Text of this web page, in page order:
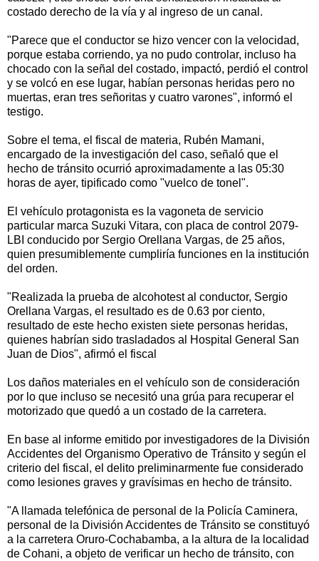
costado derecho de la vía y al ingreso de un canal.
"Parece que el conductor se hizo vencer con la velocidad,
porque estaba corriendo, ya no pudo controlar, incluso ha
chocado con la señal del costado, impactó, perdió el control
y se volcó en ese lugar, habían personas heridas pero no
muertas, eran tres señoritas y cuatro varones", informó el
testigo.
Sobre el tema, el fiscal de materia, Rubén Mamani,
encargado de la investigación del caso, señaló que el
hecho de tránsito ocurrió aproximadamente a las 05:30
horas de ayer, tipificado como "vuelco de tonel".
El vehículo protagonista es la vagoneta de servicio
particular marca Suzuki Vitara, con placa de control 2079-
LBI conducido por Sergio Orellana Vargas, de 25 años,
quien presumiblemente cumpliría funciones en la institución
del orden.
"Realizada la prueba de alcohotest al conductor, Sergio
Orellana Vargas, el resultado es de 0.63 por ciento,
resultado de este hecho existen siete personas heridas,
quienes habrían sido trasladados al Hospital General San
Juan de Dios", afirmó el fiscal
Los daños materiales en el vehículo son de consideración
por lo que incluso se necesitó una grúa para recuperar el
motorizado que quedó a un costado de la carretera.
En base al informe emitido por investigadores de la División
Accidentes del Organismo Operativo de Tránsito y según el
criterio del fiscal, el delito preliminarmente fue considerado
como lesiones graves y gravísimas en hecho de tránsito.
"A llamada telefónica de personal de la Policía Caminera,
personal de la División Accidentes de Tránsito se constituyó
a la carretera Oruro-Cochabamba, a la altura de la localidad
de Cohani, a objeto de verificar un hecho de tránsito, con